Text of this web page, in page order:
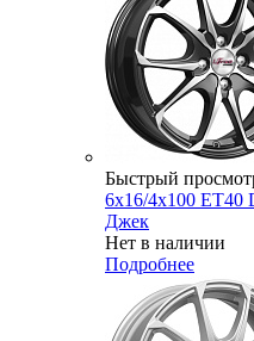
Быстрый
6x16/4x100 ET40
Джек
Нет в наличии
Подробнее